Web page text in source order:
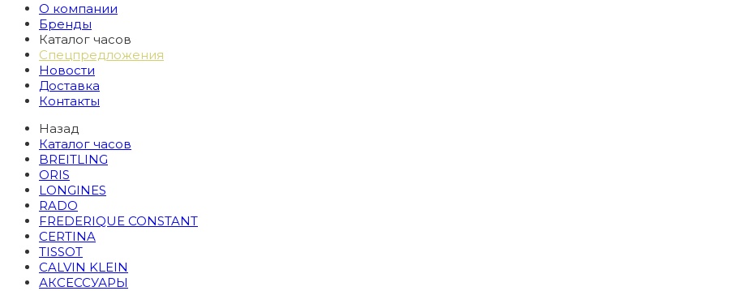
О компании
Бренды
Каталог часов
Спецпредложения
Новости
Доставка
Контакты
Назад
Каталог часов
BREITLING
ORIS
LONGINES
RADO
FREDERIQUE CONSTANT
CERTINA
TISSOT
CALVIN KLEIN
АКСЕССУАРЫ